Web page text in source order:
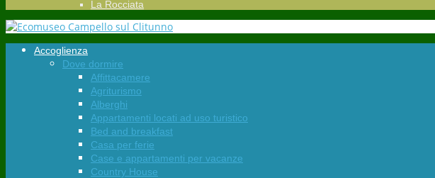
La Rocciata
Accoglienza
Dove dormire
Affittacamere
Agriturismo
Alberghi
Appartamenti locati ad uso turistico
Bed and breakfast
Casa per ferie
Case e appartamenti per vacanze
Country House